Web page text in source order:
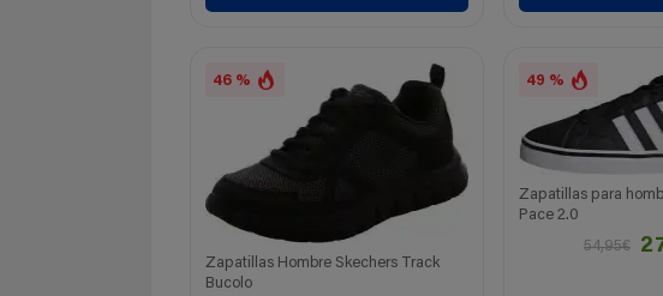
46 %
Zapatillas Hombre Skechers Track
Bucolo
49 %
Zapatillas para
Pace 2.0
54,95€